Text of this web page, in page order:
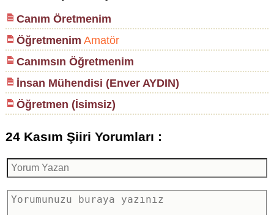
Canım Öretmenim
Öğretmenim Amatör
Canımsın Öğretmenim
İnsan Mühendisi (Enver AYDIN)
Öğretmen (İsimsiz)
24 Kasım Şiiri Yorumları :